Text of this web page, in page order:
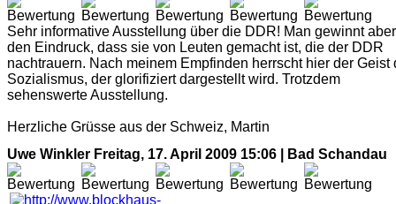
Sehr informative Ausstellung über die DDR! Man gewinnt aber
den Eindruck, dass sie von Leuten gemacht ist, die der DDR
nachtrauern. Nach meinem Empfinden herrscht hier der Geist
Sozialismus, der glorifiziert dargestellt wird. Trotzdem
sehenswerte Ausstellung.
Herzliche Grüsse aus der Schweiz, Martin
Uwe Winkler Freitag, 17. April 2009 15:06 | Bad Schandau